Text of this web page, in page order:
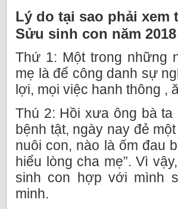
Lý do tại sao phải
Sửu sinh con năm
Thứ 1: Một trong những
mẹ là để công danh sự
lợi, mọi việc hanh thông ,
Thú 2: Hồi xưa ông bà
bệnh tật, ngày nay đẻ
nuôi con, nào là ốm đau
hiểu lòng cha mẹ”. Vì
sinh con hợp với mình
minh.